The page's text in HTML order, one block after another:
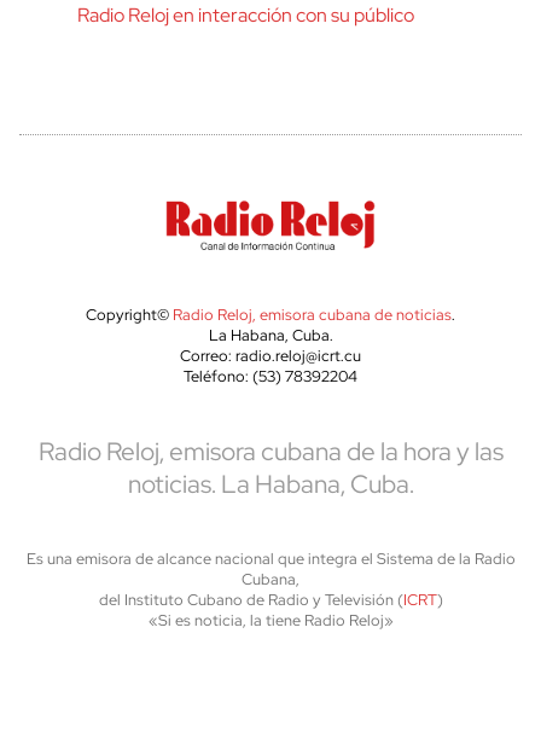
Radio Reloj en interacción con su público
Copyright© Radio Reloj, emisora cubana de noticias.
La Habana, Cuba.
Correo: radio.reloj@icrt.cu
Teléfono: (53) 78392204
Radio Reloj, emisora cubana de la hora y las
noticias. La Habana, Cuba.
Es una emisora de alcance nacional que integra el Sistema de la Radio
Cubana,
del Instituto Cubano de Radio y Televisión (ICRT)
«Si es noticia, la tiene Radio Reloj»